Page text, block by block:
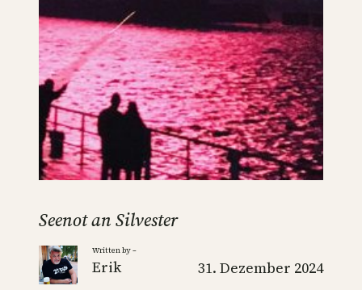
Seenot an Silvester
Written by –
Erik 31. Dezember 2024